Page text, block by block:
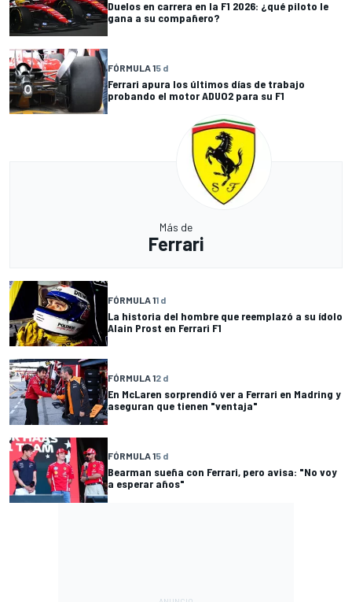
Duelos en carrera en la F1 2026: ¿qué piloto le
gana a su compañero?
FÓRMULA 15 d
Ferrari apura los últimos días de trabajo
probando el motor ADUO2 para su F1
Más de
Ferrari
FÓRMULA 11 d
La historia del hombre que reemplazó a su ídolo
Alain Prost en Ferrari F1
FÓRMULA 12 d
En McLaren sorprendió ver a Ferrari en Madring y
aseguran que tienen "ventaja"
FÓRMULA 15 d
Bearman sueña con Ferrari, pero avisa: "No voy
a esperar años"